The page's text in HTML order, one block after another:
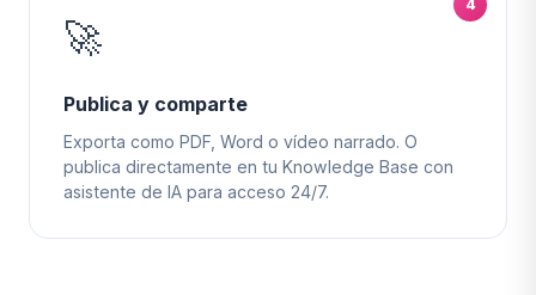
4
🚀
Publica y comparte
Exporta como PDF, Word o vídeo narrado. O
publica directamente en tu Knowledge Base con
asistente de IA para acceso 24/7.